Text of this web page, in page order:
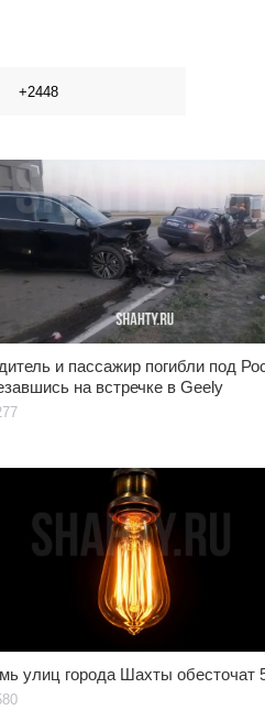
+2448
и пассажир погибли под
на встречке в Geely
улиц города Шахты обесточат